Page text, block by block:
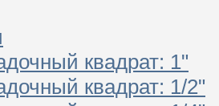
квадрат: 1"
квадрат: 1/2"